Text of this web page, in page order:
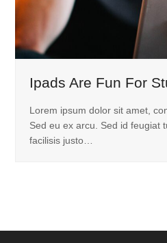
Ipads Are Fun For
Lorem ipsum dolor sit amet,
Sed eu ex arcu. Sed id feugiat
facilisis justo…